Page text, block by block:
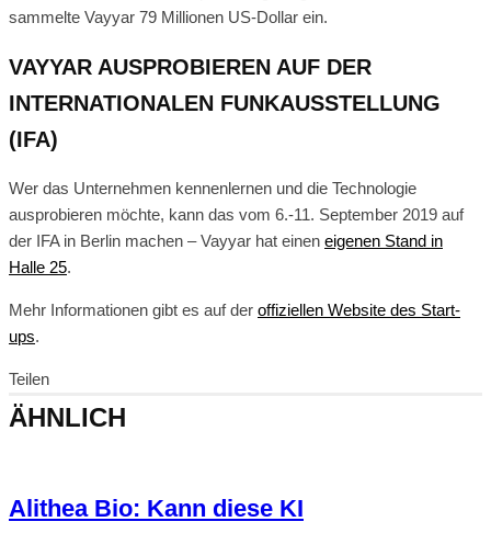
sammelte Vayyar 79 Millionen US-Dollar ein.
VAYYAR AUSPROBIEREN AUF DER
INTERNATIONALEN FUNKAUSSTELLUNG
(IFA)
Wer das Unternehmen kennenlernen und die Technologie
ausprobieren möchte, kann das vom 6.-11. September 2019 auf
der IFA in Berlin machen – Vayyar hat einen eigenen Stand in
Halle 25.
Mehr Informationen gibt es auf der offiziellen Website des Start-
ups.
Teilen
ÄHNLICH
Alithea Bio: Kann diese KI